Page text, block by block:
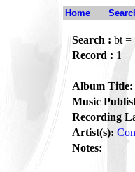
Home
Search : bt =
Record : 1
Album Title:
Music
Recording
Artist(s):
Notes: